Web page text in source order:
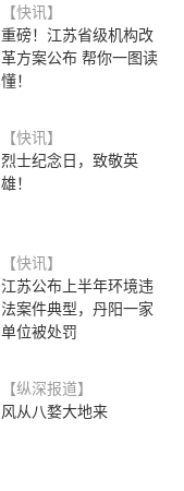
【快讯】
重磅！江苏省级机构改
革方案公布 帮你一图读
懂！
【快讯】
烈士纪念日，致敬英
雄！
【快讯】
江苏公布上半年环境违
法案件典型，丹阳一家
单位被处罚
【纵深报道】
风从八婺大地来